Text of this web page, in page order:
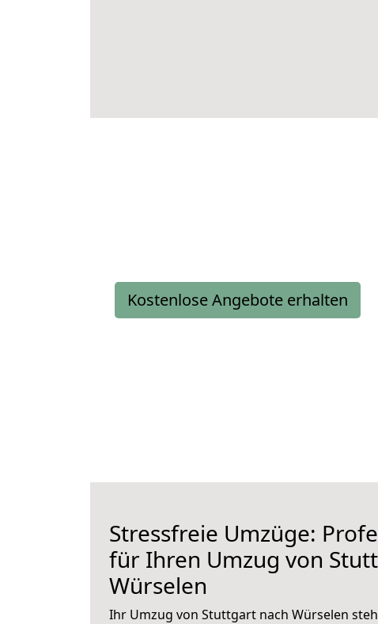
Kostenlose Angebote erhalten
Stressfreie Umzüge:
für Ihren Umzug von
Würselen
Ihr Umzug von Stuttgart nach Würselen